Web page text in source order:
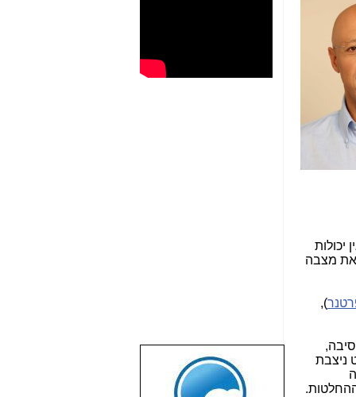
יכולות
את מצבה
),
ניצבת
שבוע טוב לכל
הגולשים באשר